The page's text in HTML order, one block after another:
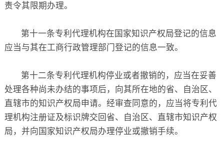
责令其限期办理。
第十一条专利代理机构在国家知识产权局登记的信息
应当与其在工商行政管理部门登记的信息一致。
第十二条专利代理机构停业或者撤销的，应当在妥善
处理各种尚未办结的事项后，向其所在地的省、自治区、
直辖市的知识产权局申请。经审查同意的，应当将专利代
理机构注册证及标识牌交回省、自治区、直辖市知识产权
局，并向国家知识产权局办理停业或撤销手续。